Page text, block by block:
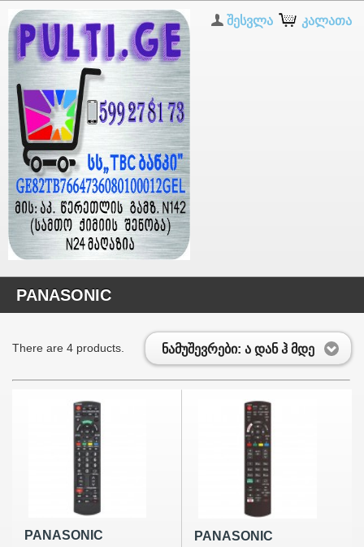
კალათა
შესვლა
PANASONIC
ნამუშევრები: ა დან ჰ მდე
There are 4 products.
PANASONIC PANASONIC